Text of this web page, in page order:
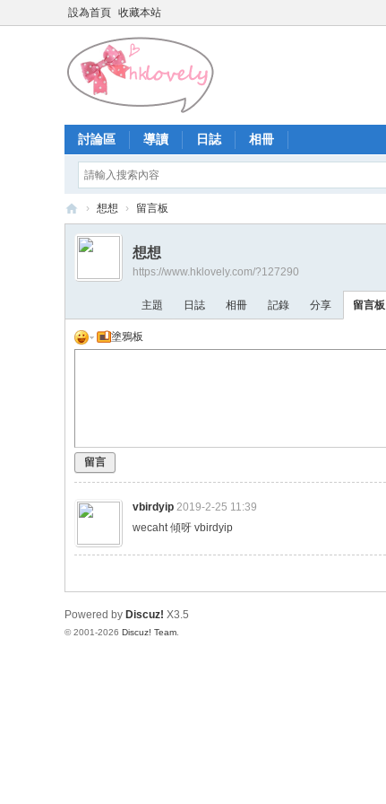
設為首頁 收藏本站
討論區 導讀 日誌 相冊
香
少
論
› 想想 › 留言板
想想
https://www.hklovely.com/?127290
主題 日誌 相冊 記錄 分享 留言板
塗鴉板
留言
vbirdyip 2019-2-25 11:39
wecaht 傾呀 vbirdyip
Powered by Discuz! X3.5
© 2001-2026 Discuz! Team